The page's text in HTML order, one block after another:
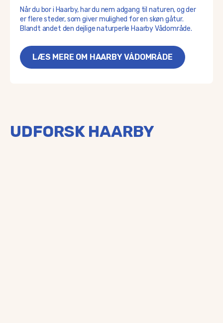
Når du bor i Haarby, har du nem adgang til naturen, og der
er flere steder, som giver mulighed for en skøn gåtur.
Blandt andet den dejlige naturperle Haarby Vådområde.
LÆS MERE OM HAARBY VÅDOMRÅDE
UDFORSK HAARBY